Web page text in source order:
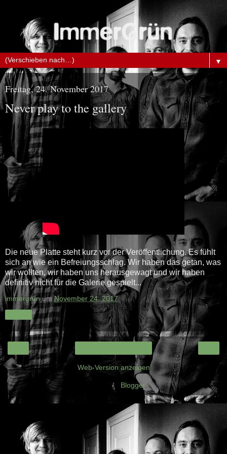
▼
Freitag, 24. November 2017
Never play to the gallery
Die neue Platte steht kurz vor der Veröffentlichung. Es fühlt
sich an wie ein Befreiungsschlag. Wir haben das getan, was
wir wollten, wir haben uns herausgewagt und wir haben
definitiv nicht für die Galerie gespielt...
immergrün umNovember 24, 2017
Web-Version anzeigen
Powered by Blogger.